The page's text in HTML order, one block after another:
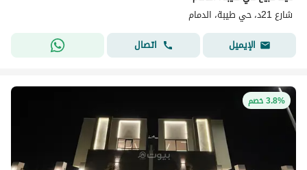
شارع 21د، حي طيبة، الدمام
الإيميل
اتصال
3.8% خصم